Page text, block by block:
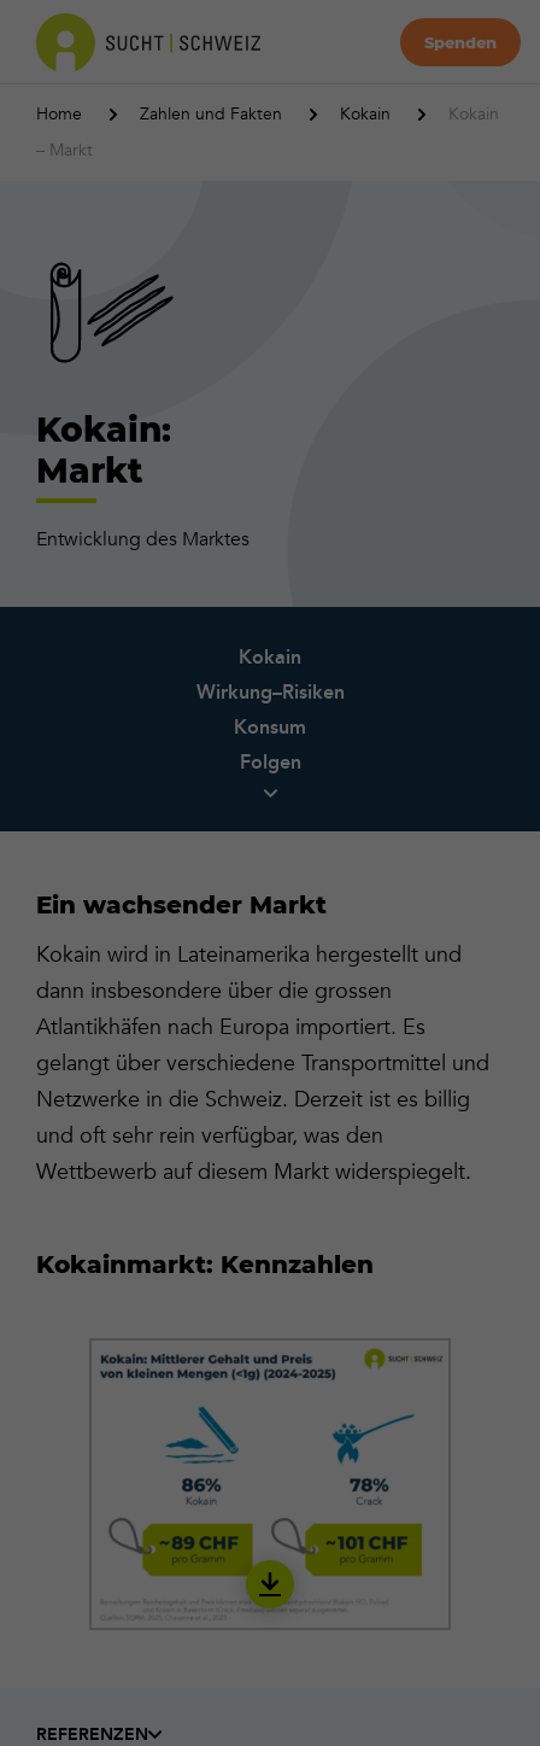
Spenden
Home Zahlen und Fakten Kokain
Kokain
– Markt
Kokain:
Markt
Entwicklung des Marktes
Kokain
Wirkung–Risiken
Konsum
Folgen
Ein wachsender Markt
Kokain wird in Lateinamerika hergestellt und
dann insbesondere über die grossen
Atlantikhäfen nach Europa importiert. Es
gelangt über verschiedene Transportmittel und
Netzwerke in die Schweiz. Derzeit ist es billig
und oft sehr rein verfügbar, was den
Wettbewerb auf diesem Markt widerspiegelt.
Kokainmarkt: Kennzahlen
Download
ICOC04_de_23
REFERENZEN